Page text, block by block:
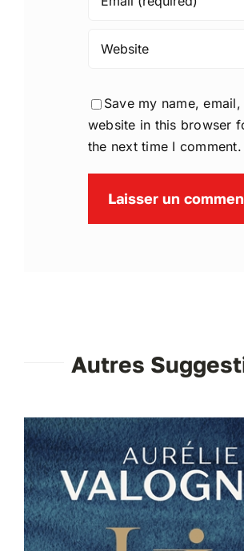
Save my name, email,
website in this browser
the next time I comment.
Autres